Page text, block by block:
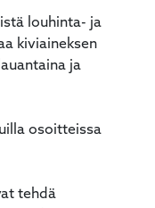
louhinta- ja
kiviaineksen
ja
osoitteissa
tehdä